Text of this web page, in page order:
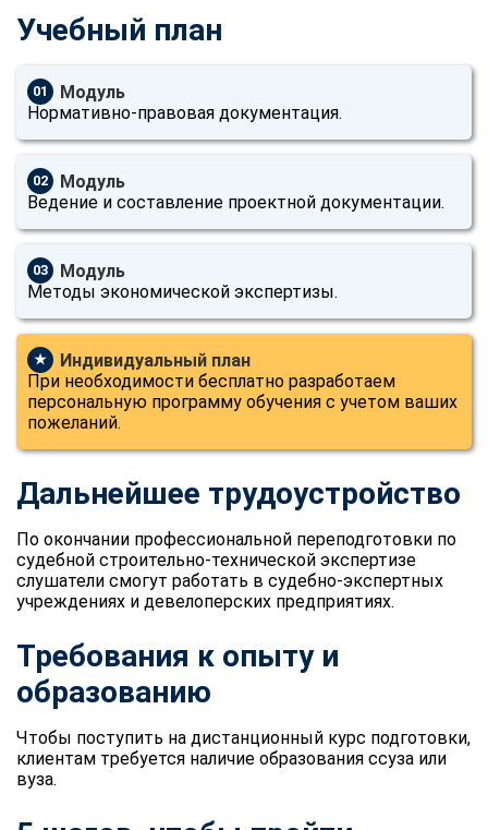
Учебный план
01
Модуль
Нормативно-правовая документация.
02
Модуль
Ведение и составление проектной документации.
03
Модуль
Методы экономической экспертизы.
★
Индивидуальный план
При необходимости бесплатно разработаем
персональную программу обучения с учетом ваших
пожеланий.
Дальнейшее трудоустройство
По окончании профессиональной переподготовки по
судебной строительно-технической экспертизе
слушатели смогут работать в судебно-экспертных
учреждениях и девелоперских предприятиях.
Требования к опыту и
образованию
Чтобы поступить на дистанционный курс подготовки,
клиентам требуется наличие образования ссуза или
вуза.